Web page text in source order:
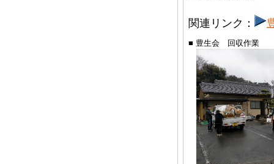
関連リンク：
■ 豊生会 回収作業